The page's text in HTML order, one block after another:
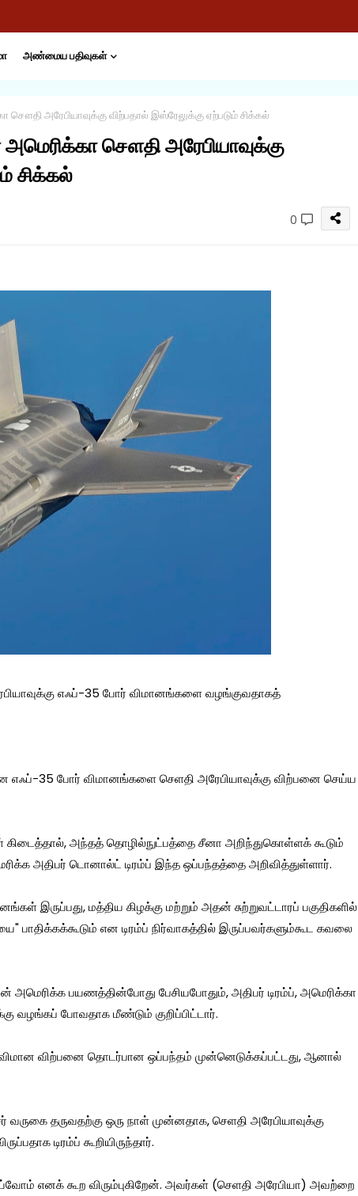
அண்மைய பதிவுகள்
அரேபியாவுக்கு விற்பதால் இஸ்ரேலுக்கு ஏற்படும் சிக்கல்
சௌதி அரேபியாவுக்கு
சிக்கல்
0
எஃப்-35 போர் விமானங்களை வழங்குவதாகத்
எஃப்-35 போர் விமானங்களை செளதி அரேபியாவுக்கு விற்பனை செய்ய
கிடைத்தால், அந்தத் தொழில்நுட்பத்தை சீனா அறிந்துகொள்ளக் கூடும்
அதிபர் டொனால்ட் டிரம்ப் இந்த ஒப்பந்தத்தை அறிவித்துள்ளார்.
இருப்பது, மத்திய கிழக்கு மற்றும் அதன் சுற்றுவட்டாரப் பகுதிகளில்
என டிரம்ப் நிர்வாகத்தில் இருப்பவர்களும்கூட கவலை
அமெரிக்க பயணத்தின்போது பேசியபோதும், அதிபர் டிரம்ப், அமெரிக்கா
வழங்கப் போவதாக மீண்டும் குறிப்பிட்டார்.
விமான விற்பனை தொடர்பான ஒப்பந்தம் முன்னெடுக்கப்பட்டது, ஆனால்
தருவதற்கு ஒரு நாள் முன்னதாக, செளதி அரேபியாவுக்கு
டிரம்ப் கூறியிருந்தார்.
எனக் கூற விரும்புகிறேன். அவர்கள் (செளதி அரேபியா) அவற்றை